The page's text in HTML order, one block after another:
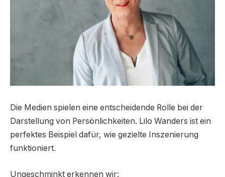
Die Medien spielen eine entscheidende Rolle bei der
Darstellung von Persönlichkeiten. Lilo Wanders ist ein
perfektes Beispiel dafür, wie gezielte Inszenierung
funktioniert.
Ungeschminkt erkennen wir: